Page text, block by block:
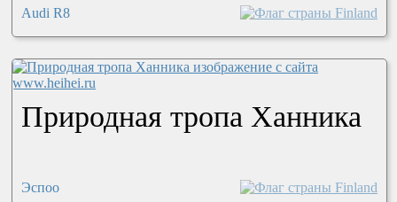
Audi R8
Природная тропа Ханника
Эспоо